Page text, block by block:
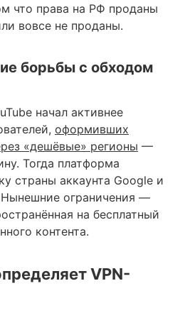
что права на РФ проданы
вовсе не проданы.
борьбы с обходом
начал активнее
оформивших
«дешёвые» регионы —
Тогда платформа
страны аккаунта Google и
ограничения —
на бесплатный
контента.
VPN-